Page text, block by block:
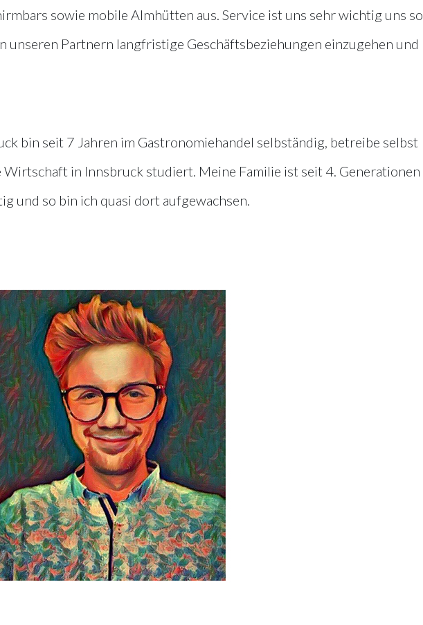
sowie mobile Almhütten aus. Service ist uns sehr wichtig uns so
unseren Partnern langfristige Geschäftsbeziehungen einzugehen und
bin seit 7 Jahren im Gastronomiehandel selbständig, betreibe selbst
Wirtschaft in Innsbruck studiert. Meine Familie ist seit 4. Generationen
und so bin ich quasi dort aufgewachsen.